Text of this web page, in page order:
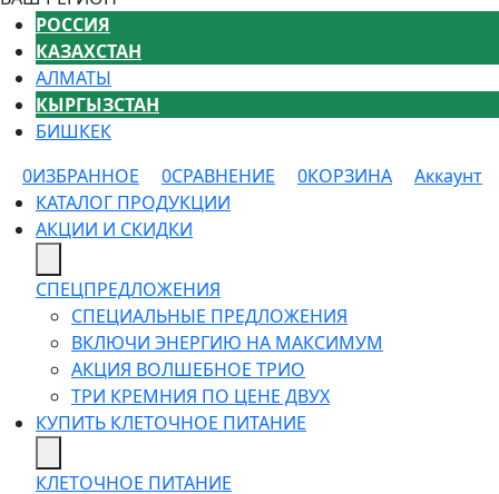
РОССИЯ
КАЗАХСТАН
АЛМАТЫ
КЫРГЫЗСТАН
БИШКЕК
0ИЗБРАННОЕ 0СРАВНЕНИЕ 0КОРЗИНА
Аккаунт
КАТАЛОГ ПРОДУКЦИИ
АКЦИИ И СКИДКИ
СПЕЦПРЕДЛОЖЕНИЯ
СПЕЦИАЛЬНЫЕ ПРЕДЛОЖЕНИЯ
ВКЛЮЧИ ЭНЕРГИЮ НА МАКСИМУМ
АКЦИЯ ВОЛШЕБНОЕ ТРИО
ТРИ КРЕМНИЯ ПО ЦЕНЕ ДВУХ
КУПИТЬ КЛЕТОЧНОЕ ПИТАНИЕ
КЛЕТОЧНОЕ ПИТАНИЕ